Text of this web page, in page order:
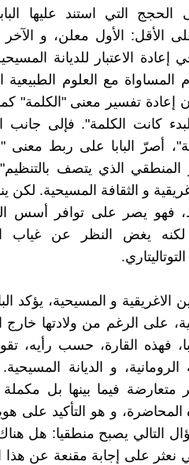
التي استند عليها
الأقل: الأول معلن، و
الاعتبار للديانة
مع العلوم الطبيعية
إعادة تفسير معنى "الكلمة"
كانت الكلمة". فإلى جانب
أصرّ البابا على ربط معنى
الذي يتصف
و الثقافة المسيحية. لكن
فهو يصر على توافر أسس
لكنه يغض النظر عن غياب
الاغريقية و المسيحية، يؤكد
على الرغم من ولادتها خارج
فهذه القارة، حسب رأيه،
الرومانية، و الديانة
متعارضة فيما بينها بل مكملة
و هو التأكيد على
التالي يصبح منطقيا: هل
نعثر على إجابة مقنعة عن هذا